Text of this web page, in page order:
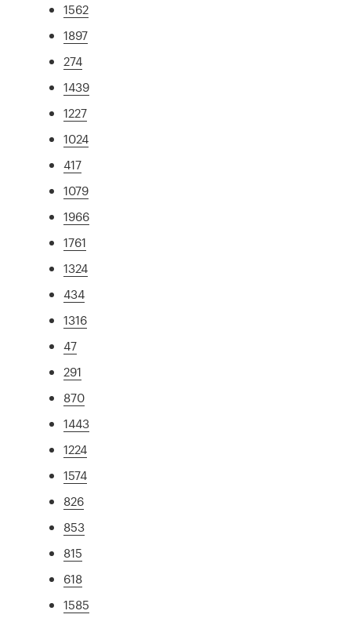
1562
1897
274
1439
1227
1024
417
1079
1966
1761
1324
434
1316
47
291
870
1443
1224
1574
826
853
815
618
1585